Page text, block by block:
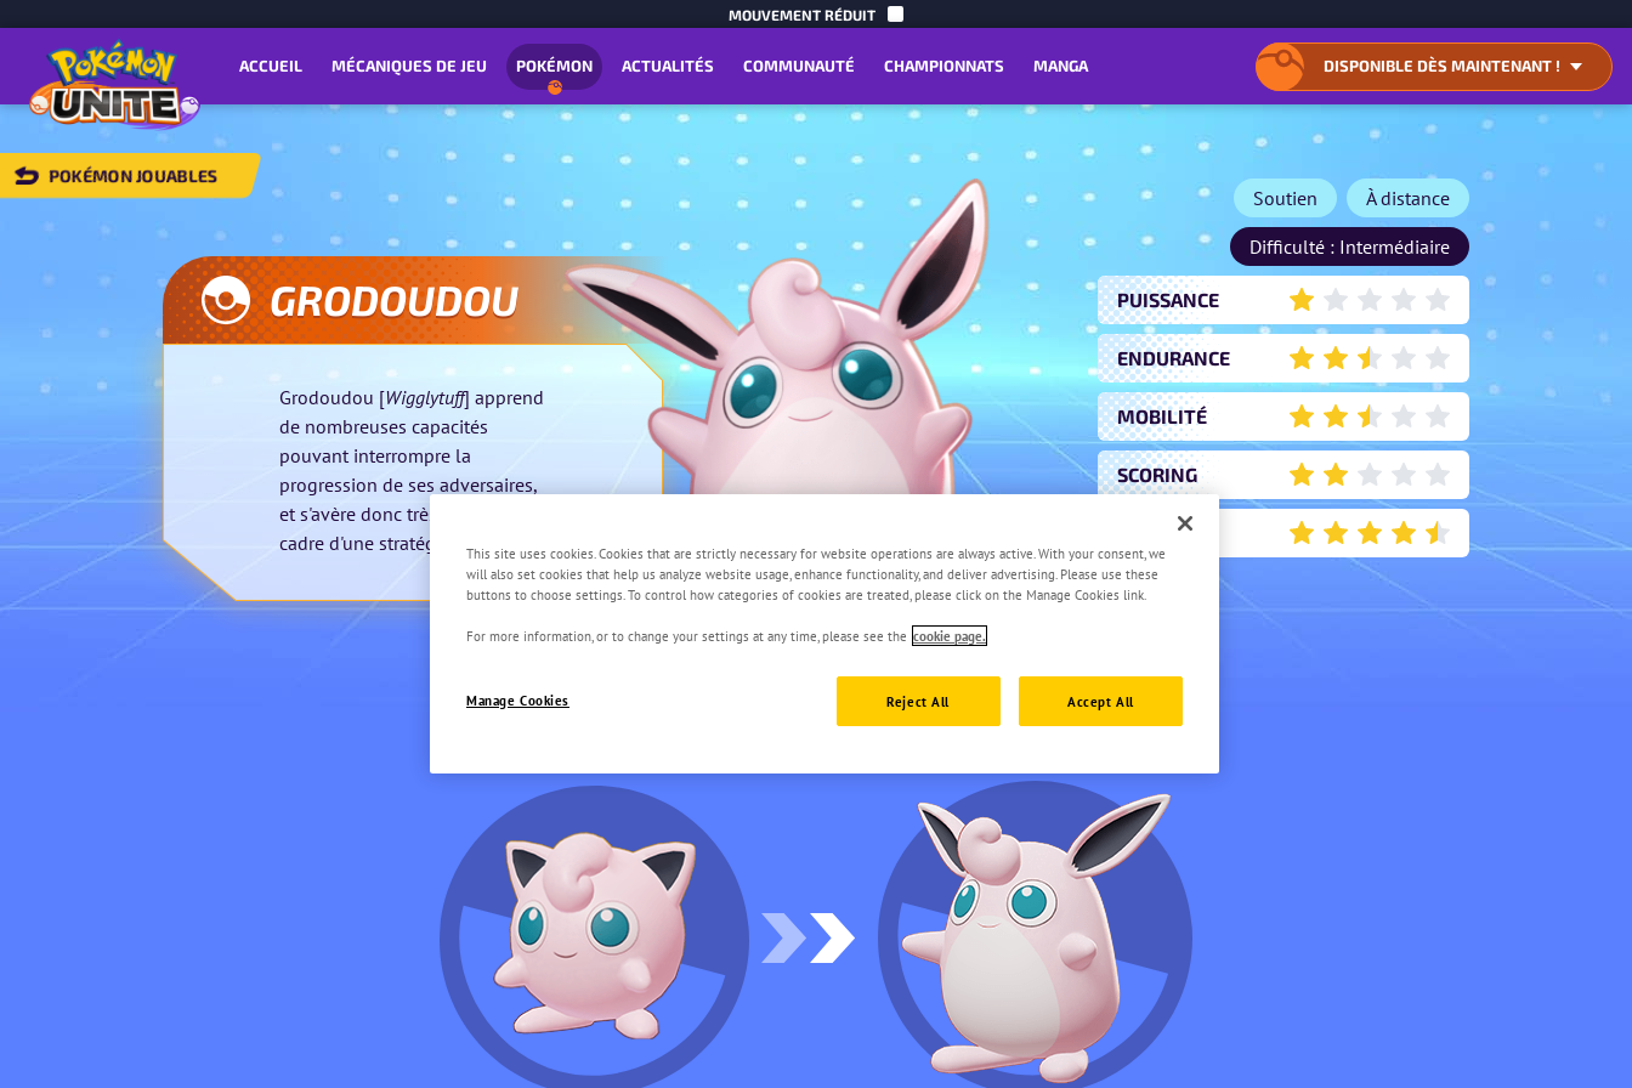
MOUVEMENT RÉDUIT
ACCUEIL MÉCANIQUES DE JEU POKÉMON ACTUALITÉS COMMUNAUTÉ CHAMPIONNATS MANGA
OUVRIR
DES
DE
TÉLÉCHARGEMENT
FERMER
DES
DE
TÉLÉCHARGEMENT
DISPONIBLE DÈS MAINTENANT !
RETOUR
POKÉMON JOUABLES
GRODOUDOU
Grodoudou [Wigglytuff] apprend
de nombreuses capacités
pouvant interrompre la
progression de ses adversaires,
et s'avère donc très utile dans le
cadre d'une stratégie d'équipe.
Soutien
À distance
Difficulté : Intermédiaire
PUISSANCE
1
ENDURANCE
2.5
MOBILITÉ
2.5
SCORING
2
UTILITÉ
4.5
This site uses cookies. Cookies that are strictly necessary for website operations are always active. With your consent, we
will also set cookies that help us analyze website usage, enhance functionality, and deliver advertising. Please use these
buttons to choose settings. To control how categories of cookies are treated, please click on the Manage Cookies link.
For more information, or to change your settings at any time, please see the cookie page.
Manage Cookies Reject All Accept All